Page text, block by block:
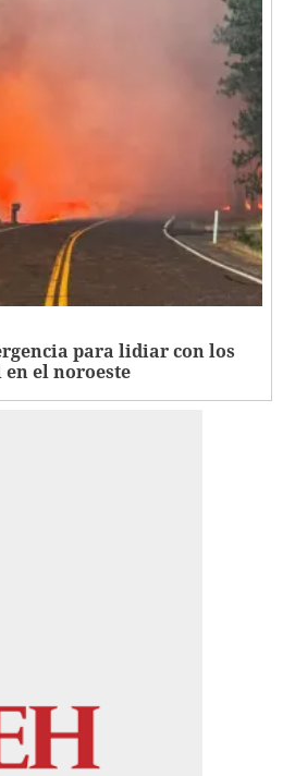
para lidiar con los
el noroeste